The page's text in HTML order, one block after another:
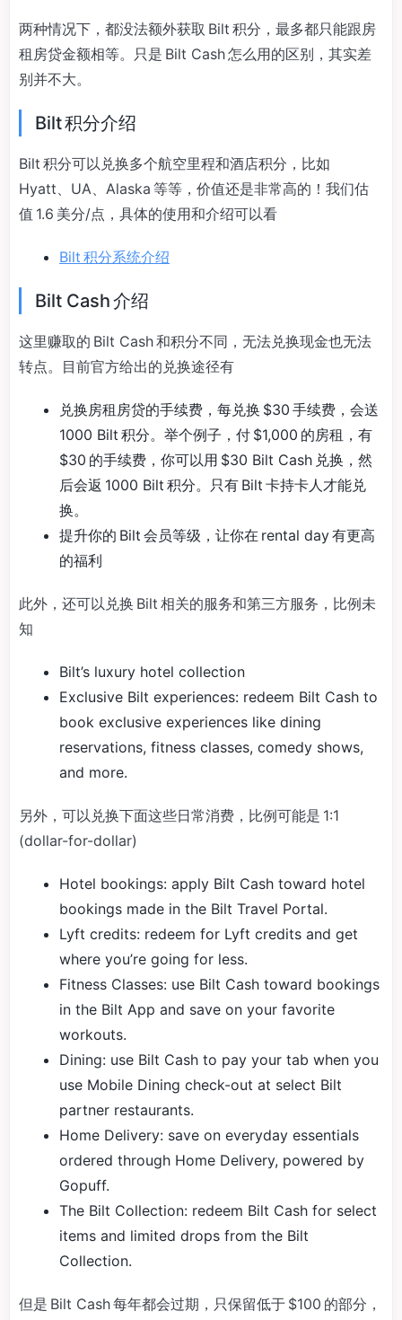
两种情况下，都没法额外获取 Bilt 积分，最多都只能跟房
租房贷金额相等。只是 Bilt Cash 怎么用的区别，其实差
别并不大。
Bilt 积分介绍
Bilt 积分可以兑换多个航空里程和酒店积分，比如
Hyatt、UA、Alaska 等等，价值还是非常高的！我们估
值 1.6 美分/点，具体的使用和介绍可以看
Bilt 积分系统介绍
Bilt Cash 介绍
这里赚取的 Bilt Cash 和积分不同，无法兑换现金也无法
转点。目前官方给出的兑换途径有
兑换房租房贷的手续费，每兑换 $30 手续费，会送
1000 Bilt 积分。举个例子，付 $1,000 的房租，有
$30 的手续费，你可以用 $30 Bilt Cash 兑换，然
后会返 1000 Bilt 积分。只有 Bilt 卡持卡人才能兑
换。
提升你的 Bilt 会员等级，让你在 rental day 有更高
的福利
此外，还可以兑换 Bilt 相关的服务和第三方服务，比例未
知
Bilt’s luxury hotel collection
Exclusive Bilt experiences: redeem Bilt Cash to
book exclusive experiences like dining
reservations, fitness classes, comedy shows,
and more.
另外，可以兑换下面这些日常消费，比例可能是 1:1
(dollar-for-dollar)
Hotel bookings: apply Bilt Cash toward hotel
bookings made in the Bilt Travel Portal.
Lyft credits: redeem for Lyft credits and get
where you’re going for less.
Fitness Classes: use Bilt Cash toward bookings
in the Bilt App and save on your favorite
workouts.
Dining: use Bilt Cash to pay your tab when you
use Mobile Dining check-out at select Bilt
partner restaurants.
Home Delivery: save on everyday essentials
ordered through Home Delivery, powered by
Gopuff.
The Bilt Collection: redeem Bilt Cash for select
items and limited drops from the Bilt
Collection.
但是 Bilt Cash 每年都会过期，只保留低于 $100 的部分，